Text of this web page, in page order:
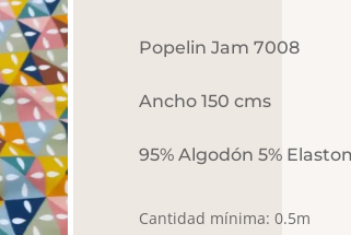
Popelin Jam 7008
Ancho 150 cms
95% Algodón 5%
Cantidad mínima: 0.5m